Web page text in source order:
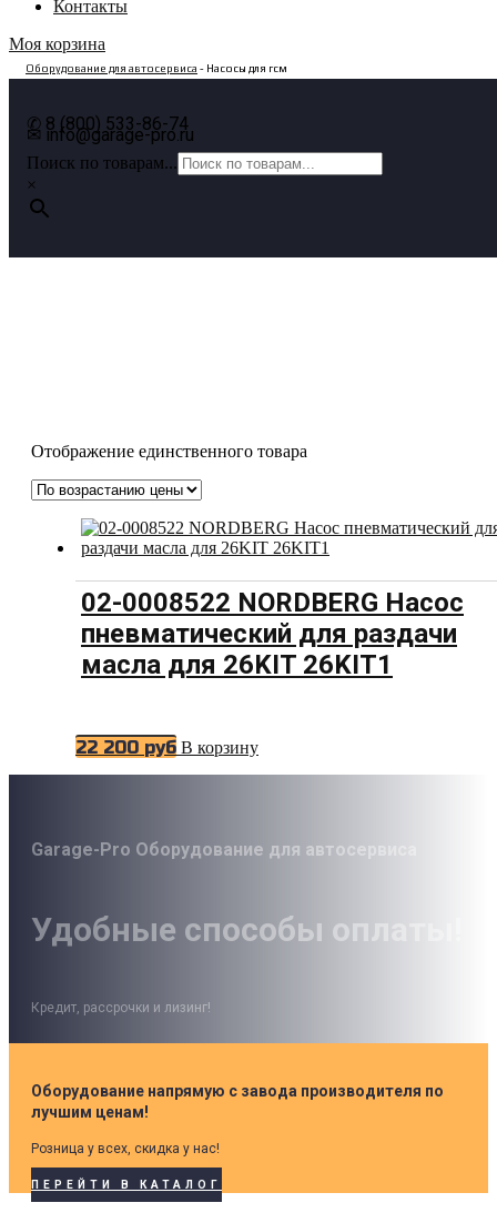
Контакты
Моя корзина
Оборудование для автосервиса - Насосы для гсм
✆ 8 (800) 533-86-74
✉ info@garage-pro.ru
Поиск по товарам...
×
Отображение единственного товара
02-0008522 NORDBERG Насос
пневматический для раздачи
масла для 26KIT 26KIT1
22 200 руб В корзину
Garage-Pro Оборудование для автосервиса
Удобные способы оплаты!
Кредит, рассрочки и лизинг!
Оборудование напрямую с завода производителя по
лучшим ценам!
Розница у всех, скидка у нас!
ПЕРЕЙТИ В КАТАЛОГ